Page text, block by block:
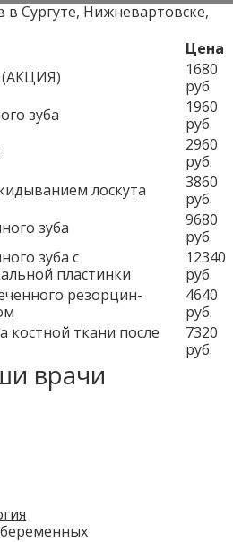
в Сургуте, Нижневартовске,
Цена
(АКЦИЯ)
1680
руб.
зуба
1960
руб.
2960
руб.
лоскута
3860
руб.
зуба
9680
руб.
зуба с
пластинки
12340
руб.
резорцин-
4640
руб.
костной ткани после
7320
руб.
врачи